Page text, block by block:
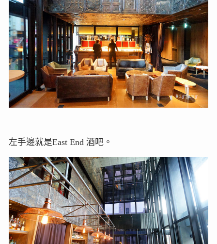
左手邊就是East End 酒吧。